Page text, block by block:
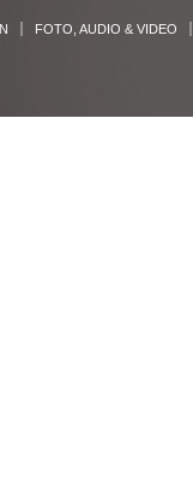
FOTO, AUDIO & VIDEO